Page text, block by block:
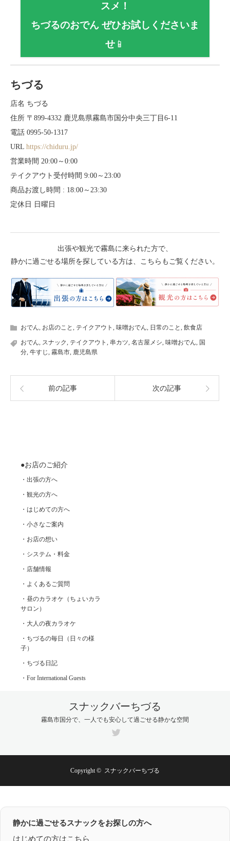
スメ！
ちづるのおでん ぜひお試しくださいま
せ 📱
ちづる
店名 ちづる
住所 〒899-4332 鹿児島県霧島市国分中央三丁目6-11
電話 0995-50-1317
URL https://chiduru.jp/
営業時間 20:00～0:00
テイクアウト受付時間 9:00～23:00
商品お渡し時間 : 18:00～23:30
定休日 日曜日
出張や観光で霧島に来られた方で、
静かに過ごせる場所を探している方は、こちらもご覧ください。
おでん, お店のこと , テイクアウト , 味噌おでん, 日常のこと , 飲食店
おでん, スナック, テイクアウト , 串カツ, 名古屋メシ, 味噌おでん, 国
分, 牛すじ, 霧島市, 鹿児島県
前の記事 次の記事
●お店のご紹介
・出張の方へ
・観光の方へ
・はじめての方へ
・小さなご案内
・お店の想い
・システム・料金
・店舗情報
・よくあるご質問
・昼のカラオケ（ちょいカラ
サロン）
・大人の夜カラオケ
・ちづるの毎日（日々の様
子）
・ちづる日記
・For International Guests
スナックバーちづる
霧島市国分で、一人でも安心して過ごせる静かな空間
Copyright © スナックバーちづる
静かに過ごせるスナックをお探しの方へ
はじめての方はこちら